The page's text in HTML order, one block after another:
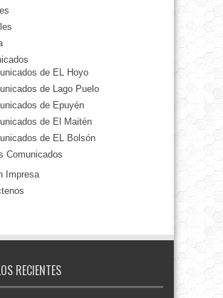
de EL Hoyo
de Lago Puelo
de Epuyén
de El Maitén
de EL Bolsón
Comunicados
Impresa
RECIENTES